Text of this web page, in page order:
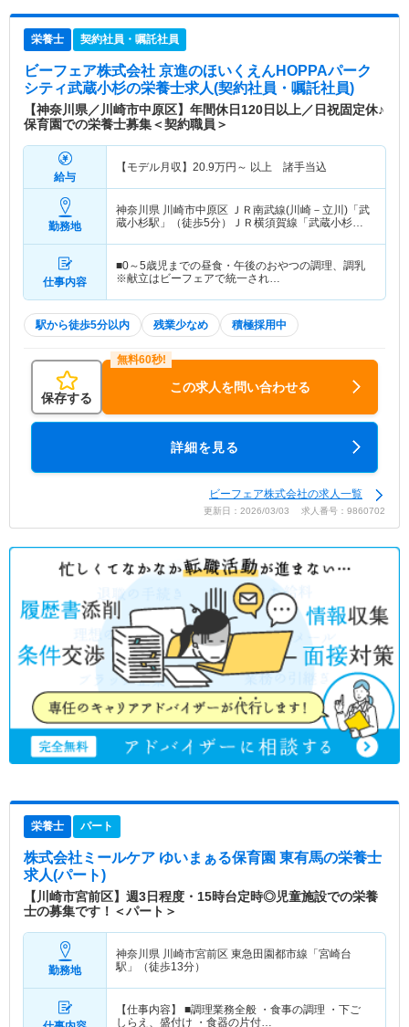
栄養士 契約社員・嘱託社員
ビーフェア株式会社 京進のほいくえんHOPPAパーク
シティ武蔵小杉の栄養士求人(契約社員・嘱託社員)
【神奈川県／川崎市中原区】年間休日120日以上／日祝固定休♪
保育園での栄養士募集＜契約職員＞
給与
【モデル月収】 20.9万円～ 以上 諸手当込
勤務地
神奈川県 川崎市中原区 ＪＲ南武線(川崎－立川)「武
蔵小杉駅」（徒歩5分）ＪＲ横須賀線「武蔵小杉
仕事内容
■0～5歳児までの昼食・午後のおやつの調理、調乳
※献立はビーフェアで統一され…
駅から徒歩5分以内 残業少なめ 積極採用中
保存する
この求人を問い合わせる
詳細を見る
ビーフェア株式会社の求人一覧
更新日：2026/03/03 求人番号：9860702
栄養士 パート
株式会社ミールケア ゆいまぁる保育園 東有馬の栄養士
求人(パート)
【川崎市宮前区】週3日程度・15時台定時◎児童施設での栄養
士の募集です！＜パート＞
勤務地
神奈川県 川崎市宮前区 東急田園都市線「宮崎台
駅」（徒歩13分）
【仕事内容】 ■調理業務全般 ・食事の調理 ・下ご
しらえ、盛付け ・食器の片付…